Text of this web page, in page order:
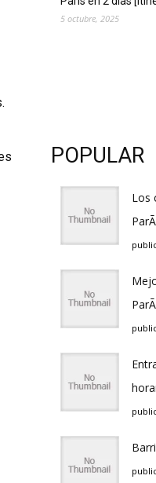
5 octubre, 2025
POPULAR
Los